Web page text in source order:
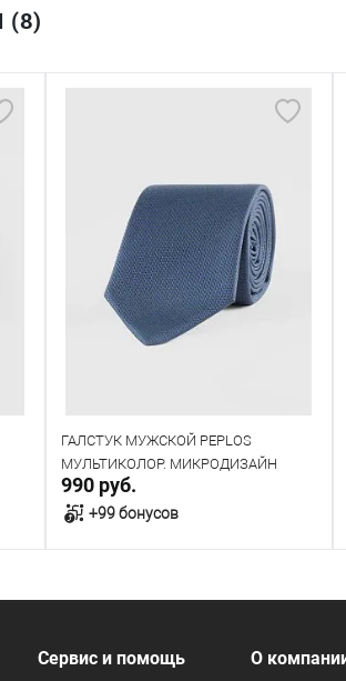
ГАЛСТУК МУЖСКОЙ PEPLOS
МУЛЬТИКОЛОР. МИКРОДИЗАЙН
(400/327)
990 руб.
+99 бонусов
В корзину
В наличии
Сервис и помощь О